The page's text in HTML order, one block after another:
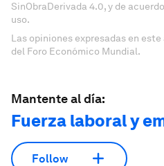
SinObraDerivada 4.0, y de
uso.
Las opiniones expresadas en
del Foro Económico Mundial.
Mantente al día:
Fuerza laboral y
Follow